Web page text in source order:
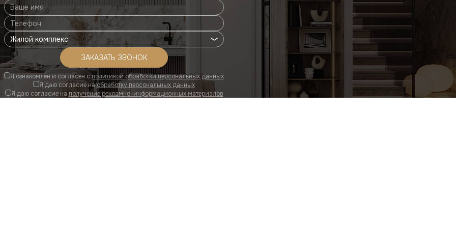
Жилой комплекс
Я ознакомлен и согласен сполитикой обработки персональных данных
Я даю согласие наобработку персональных данных
Я даю согласие на получение рекламно-информационных материалов